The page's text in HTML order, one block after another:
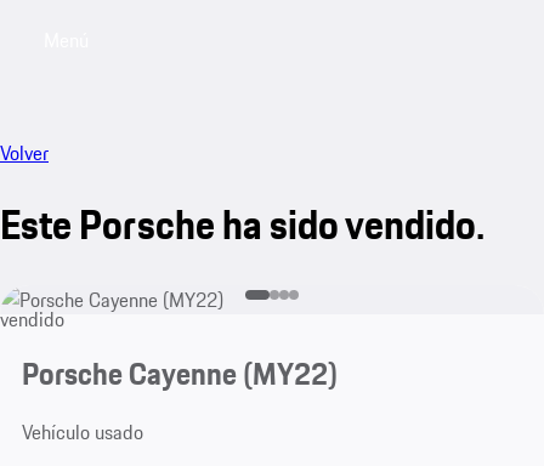
Volver
Este Porsche ha sido vendido.
vendido
Porsche Cayenne (MY22)
Vehículo usado